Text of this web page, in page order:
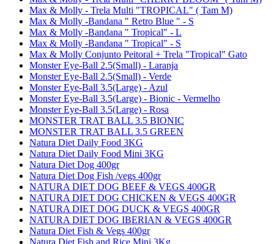
Max & Molly - Trela Multi "TROPICAL" ( Tam M)
Max & Molly -Bandana " Retro Blue " - S
Max & Molly -Bandana " Tropical" - L
Max & Molly -Bandana " Tropical" - S
Max & Molly Conjunto Peitoral + Trela "Tropical" Gato
Monster Eye-Ball 2.5(Small) - Laranja
Monster Eye-Ball 2.5(Small) - Verde
Monster Eye-Ball 3.5(Large) - Azul
Monster Eye-Ball 3.5(Large) - Bionic - Vermelho
Monster Eye-Ball 3.5(Large) - Rosa
MONSTER TRAT BALL 3.5 BIONIC
MONSTER TRAT BALL 3.5 GREEN
Natura Diet Daily Food 3KG
Natura Diet Daily Food Mini 3KG
Natura Diet Dog 400gr
Natura Diet Dog Fish /vegs 400gr
NATURA DIET DOG BEEF & VEGS 400GR
NATURA DIET DOG CHICKEN & VEGS 400GR
NATURA DIET DOG DUCK & VEGS 400GR
NATURA DIET DOG IBERIAN & VEGS 400GR
Natura Diet Fish & Vegs 400gr